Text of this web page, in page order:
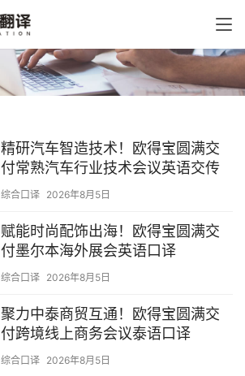
精研汽车智造技术！欧得宝圆满交
付常熟汽车行业技术会议英语交传
综合口译 2026年8月5日
赋能时尚配饰出海！欧得宝圆满交
付墨尔本海外展会英语口译
综合口译 2026年8月5日
聚力中泰商贸互通！欧得宝圆满交
付跨境线上商务会议泰语口译
综合口译 2026年8月5日